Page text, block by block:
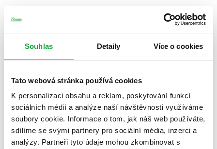
Souhlas Detaily Více o cookies
Tato webová stránka používá cookies
K personalizaci obsahu a reklam, poskytování funkcí
sociálních médií a analýze naší návštěvnosti využíváme
soubory cookie. Informace o tom, jak náš web používáte,
sdílíme se svými partnery pro sociální média, inzerci a
analýzy. Partneři tyto údaje mohou zkombinovat s